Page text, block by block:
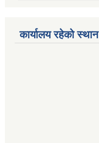
कार्यालय रहेको स्थान